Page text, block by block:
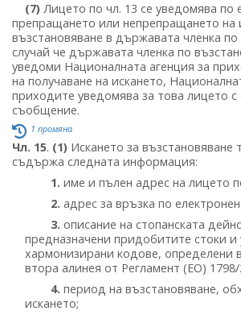
(7) Лицето по чл. 13 се уведомява по
препращането или непрепращането на
възстановяване в държавата членка по
случай че държавата членка по
уведоми Националната агенция за
на получаване на искането,
приходите уведомява за това лицето с
съобщение.
1 промяна
Чл. 15. (1) Искането за възстановяване
съдържа следната информация:
1. име и пълен адрес на лицето
2. адрес за връзка по
3. описание на стопанската
предназначени придобитите стоки и
хармонизирани кодове, определени
втора алинея от Регламент (ЕО)
4. период на възстановяване,
искането;